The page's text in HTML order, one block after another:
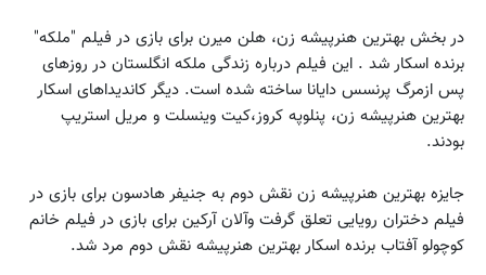
در بخش بهترین هنرپیشه زن، هلن میرن برای بازی در فیلم "ملکه"
برنده اسکار شد . این فیلم درباره زندگی ملکه انگلستان در روزهای
پس ازمرگ پرنسس دایانا ساخته شده است. دیگر کاندیداهای اسکار
بهترین هنرپیشه زن، پنلوپه کروز،کیت وینسلت و مریل استریپ
بودند.
جایزه بهترین هنرپیشه زن نقش دوم به جنیفر هادسون برای بازی در
فیلم دختران رویایی تعلق گرفت وآلان آرکین برای بازی در فیلم خانم
کوچولو آفتاب برنده اسکار بهترین هنرپیشه نقش دوم مرد شد.